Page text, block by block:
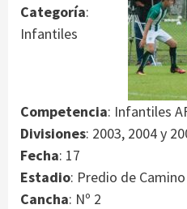
Categoría:
Infantiles
Competencia: Infantiles
Divisiones: 2003, 2004 y
Fecha: 17
Estadio: Predio de
Cancha: Nº 2